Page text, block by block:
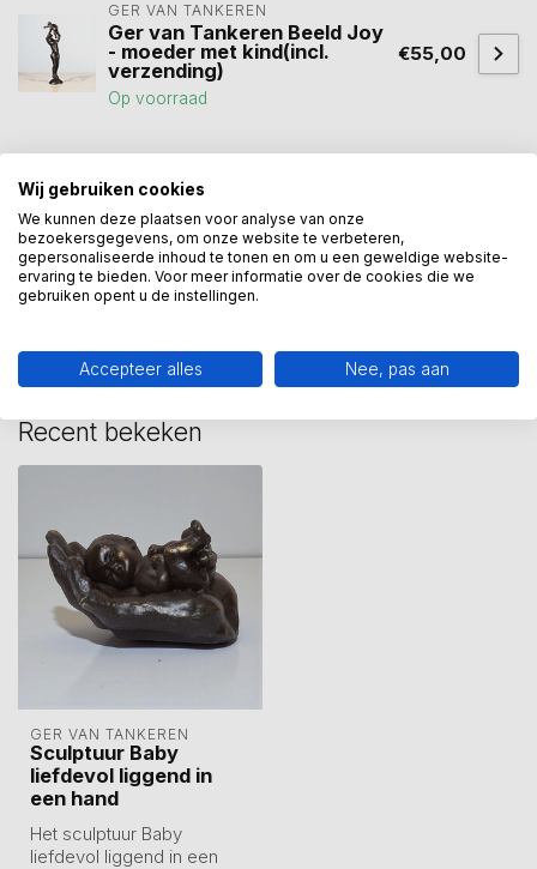
GER VAN TANKEREN
Ger van Tankeren Beeld Joy
- moeder met kind(incl.
verzending)
Op voorraad
€55,00
beeldje baby(1)
Heeft u een vraag over dit
kunstcadeau?
Recent bekeken
GER VAN TANKEREN
Sculptuur Baby
liefdevol liggend in
een hand
Het sculptuur Baby
liefdevol liggend in een
Wij gebruiken cookies
We kunnen deze plaatsen voor analyse van onze
bezoekersgegevens, om onze website te verbeteren,
gepersonaliseerde inhoud te tonen en om u een geweldige website-
ervaring te bieden. Voor meer informatie over de cookies die we
gebruiken opent u de instellingen.
Accepteer alles Nee, pas aan